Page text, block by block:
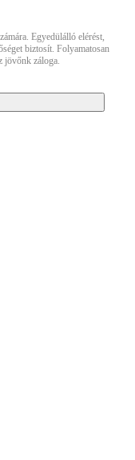
Egyedülálló elérést,
biztosít. Folyamatosan
jövőnk záloga.